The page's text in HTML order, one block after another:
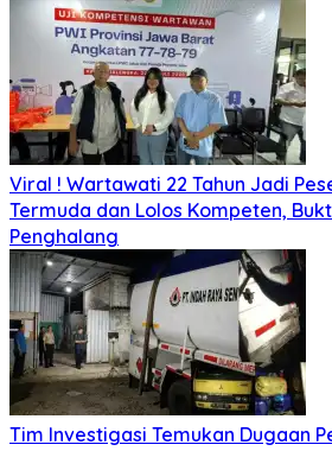
Viral ! Wartawati 22 Tahun Jadi
Termuda dan Lolos Kompeten,
Penghalang
Tim Investigasi Temukan Dugaan